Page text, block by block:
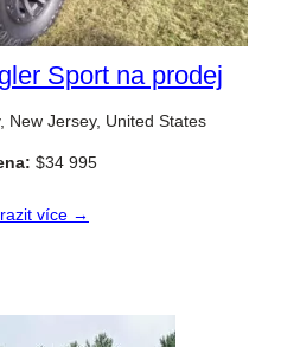
Sport na prodej
New Jersey, United States
$34 995
více →